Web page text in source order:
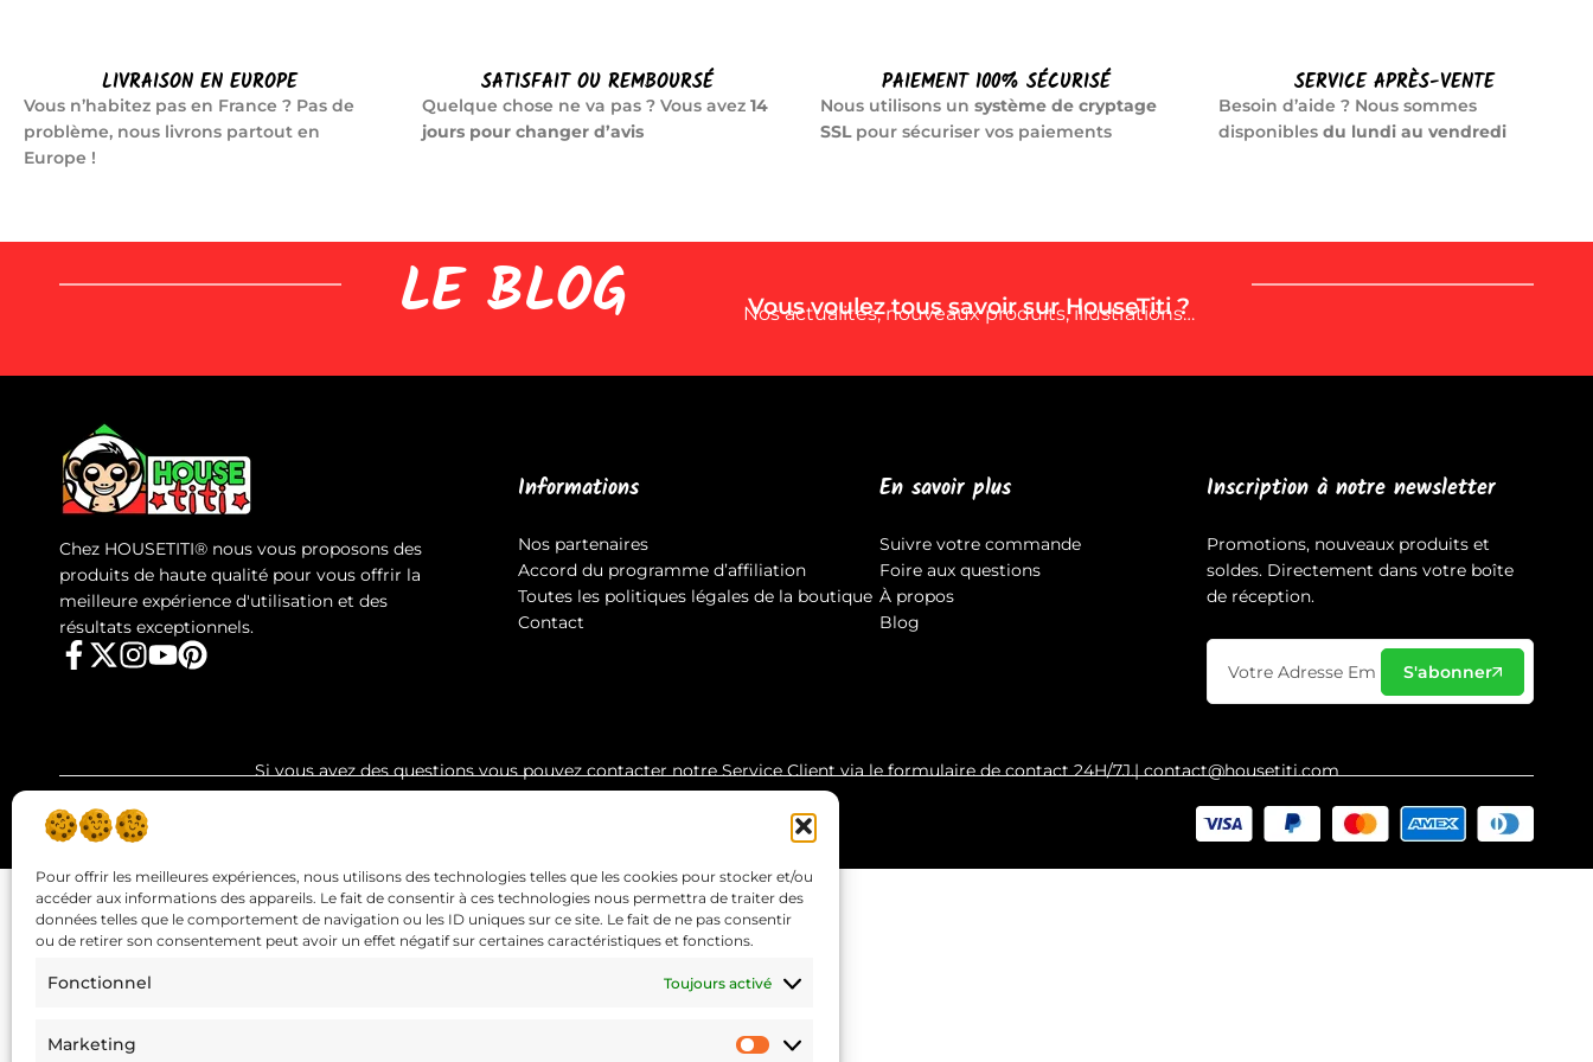
Pour offrir les meilleures expériences, nous utilisons des technologies telles que les cookies pour stocker et/ou
accéder aux informations des appareils. Le fait de consentir à ces technologies nous permettra de traiter des
données telles que le comportement de navigation ou les ID uniques sur ce site. Le fait de ne pas consentir
ou de retirer son consentement peut avoir un effet négatif sur certaines caractéristiques et fonctions.
Fonctionnel Toujours activé
Marketing
LIVRAISON EN EUROPE
Vous n’habitez pas en France ? Pas de
problème, nous livrons partout en
Europe !
SATISFAIT OU REMBOURSÉ
Quelque chose ne va pas ? Vous avez 14
jours pour changer d’avis
PAIEMENT 100% SÉCURISÉ
Nous utilisons un système de cryptage
SSLpour sécuriser vos paiements
SERVICE APRÈS-VENTE
Besoin d’aide ? Nous sommes
disponibles du lundi au vendredi
LE BLOG Vous voulez tous savoir sur HouseTiti ?
Nos actualités, nouveaux produits, illustrations…
Chez HOUSETITI® nous vous proposons des
produits de haute qualité pour vous offrir la
meilleure expérience d'utilisation et des
résultats exceptionnels.
Informations
Nos partenaires
Accord du programme d’affiliation
Toutes les politiques légales de la boutique
Contact
En savoir plus
Suivre votre commande
Foire aux questions
À propos
Blog
Inscription à notre newsletter
Promotions, nouveaux produits et
soldes. Directement dans votre boîte
de réception.
S'abonner
Si vous avez des questions vous pouvez contacter notre Service Client via le formulaire de contact 24H/7J.| contact@housetiti.com
Copyright © 2026 HOUSE titi | Site réalisé par